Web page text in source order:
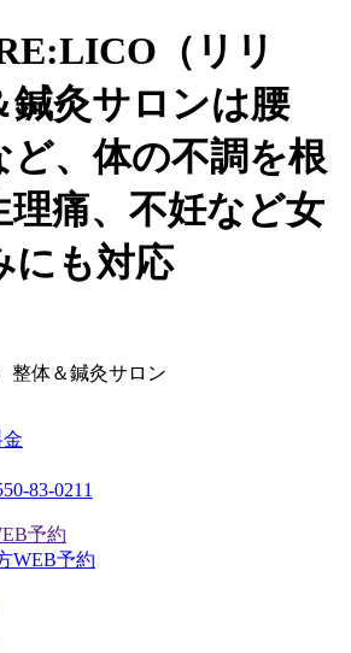
（リリ
鍼灸サロンは腰
ど、体の不調を根
理痛、不妊など女
にも対応